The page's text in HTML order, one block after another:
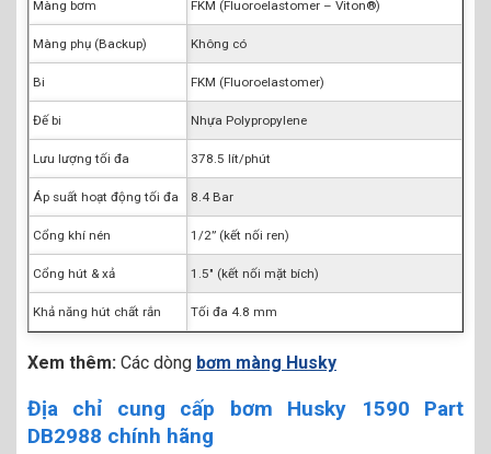
Màng bơm FKM (Fluoroelastomer – Viton®)
Màng phụ (Backup) Không có
Bi FKM (Fluoroelastomer)
Đế bi Nhựa Polypropylene
Lưu lượng tối đa 378.5 lít/phút
Áp suất hoạt động tối đa 8.4 Bar
Cổng khí nén 1/2” (kết nối ren)
Cổng hút & xả 1.5″ (kết nối mặt bích)
Khả năng hút chất rắn Tối đa 4.8 mm
Xem thêm: Các dòng bơm màng Husky
Địa chỉ cung cấp bơm Husky 1590 Part
DB2988 chính hãng